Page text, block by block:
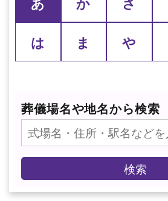
は ま や
葬儀場名や地名から検索